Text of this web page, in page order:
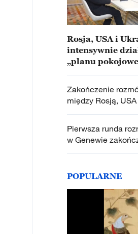
Rosja, USA i
intensywnie
„planu
Zakończenie
między Rosją,
Pierwsza runda
w Genewie
POPULARNE